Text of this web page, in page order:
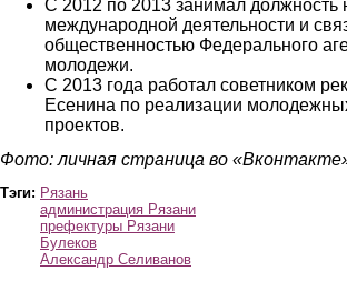
С 2012 по 2013 занимал должность
международной деятельности и
общественностью Федерального
молодежи.
С 2013 года работал советником
Есенина по реализации
проектов.
Фото: личная страница во
Тэги: Рязань
администрация Рязани
префектуры Рязани
Булеков
Александр Селиванов